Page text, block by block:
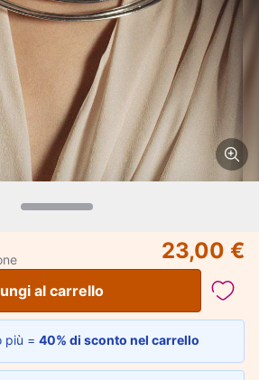
23,00 €
al carrello
più = 40% di sconto nel carrello